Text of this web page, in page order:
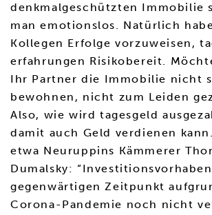
denkmalgeschützten Immobilie
man emotionslos. Natürlich
Kollegen Erfolge vorzuweisen,
erfahrungen Risikobereit.
Ihr Partner die Immobilie nicht
bewohnen, nicht zum Leiden
Also, wie wird tagesgeld
damit auch Geld verdienen
etwa Neuruppins Kämmerer
Dumalsky:
gegenwärtigen Zeitpunkt
Corona-Pandemie noch nicht